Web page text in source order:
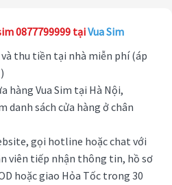
0877799999 tạiVua Sim
và thu tiền tại nhà miễn phí (áp
hàng Vua Sim tại Hà Nội,
danh sách cửa hàng ở chân
gọi hotline hoặc chat với
viên tiếp nhận thông tin, hồ sơ
hoặc giao Hỏa Tốc trong 30